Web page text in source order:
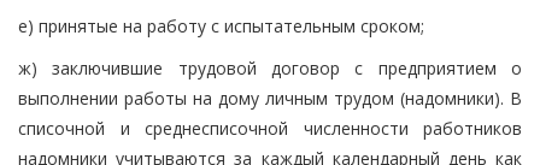
е) принятые на работу с испытательным сроком;
ж) заключившие трудовой договор с предприятием о
выполнении работы на дому личным трудом (надомники). В
списочной и среднесписочной численности работников
надомники учитываются за каждый календарный день как